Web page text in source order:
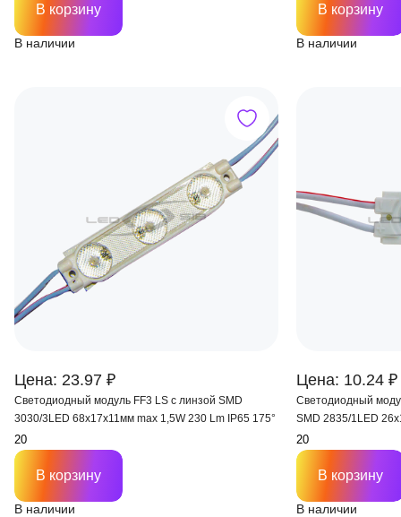
В наличии
В корзину
В наличии
В корзину
Цена: 23.97 ₽
Светодиодный модуль FF3 LS с линзой SMD
3030/3LED 68х17х11мм max 1,5W 230 Lm IP65 175°
В наличии
В корзину
Цена: 10.24 ₽
Светодиодный
SMD 2835/1LED
170-175 °
В наличии
В корзину